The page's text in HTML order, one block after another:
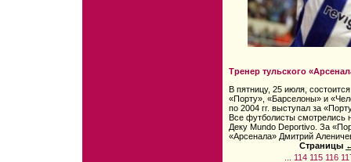
Тренер тульского
В пятницу, 25 июля,
«Порту», «Барселоны» и
по 2004 гг. выступал за
Все футболисты смотрелись
Деку Mundo Deportivo. За
«Арсенала» Дмитрий
Страницы
114 115 116